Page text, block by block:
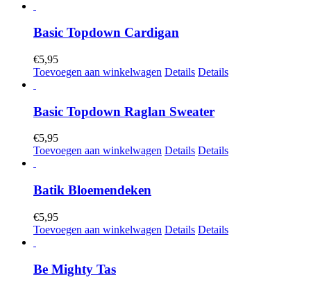
Basic Topdown Cardigan
€5,95
Toevoegen aan winkelwagen Details Details
Basic Topdown Raglan Sweater
€5,95
Toevoegen aan winkelwagen Details Details
Batik Bloemendeken
€5,95
Toevoegen aan winkelwagen Details Details
Be Mighty Tas